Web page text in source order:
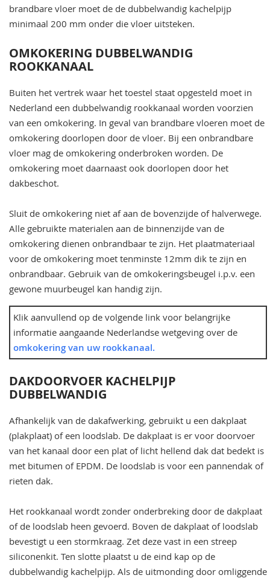
brandbare vloer moet de de dubbelwandig kachelpijp
minimaal 200 mm onder die vloer uitsteken.
OMKOKERING DUBBELWANDIG
ROOKKANAAL
Buiten het vertrek waar het toestel staat opgesteld moet in
Nederland een dubbelwandig rookkanaal worden voorzien
van een omkokering. In geval van brandbare vloeren moet de
omkokering doorlopen door de vloer. Bij een onbrandbare
vloer mag de omkokering onderbroken worden. De
omkokering moet daarnaast ook doorlopen door het
dakbeschot.
Sluit de omkokering niet af aan de bovenzijde of halverwege.
Alle gebruikte materialen aan de binnenzijde van de
omkokering dienen onbrandbaar te zijn. Het plaatmateriaal
voor de omkokering moet tenminste 12mm dik te zijn en
onbrandbaar. Gebruik van de omkokeringsbeugel i.p.v. een
gewone muurbeugel kan handig zijn.
Klik aanvullend op de volgende link voor belangrijke
informatie aangaande Nederlandse wetgeving over de
omkokering van uw rookkanaal.
DAKDOORVOER KACHELPIJP
DUBBELWANDIG
Afhankelijk van de dakafwerking, gebruikt u een dakplaat
(plakplaat) of een loodslab. De dakplaat is er voor doorvoer
van het kanaal door een plat of licht hellend dak dat bedekt is
met bitumen of EPDM. De loodslab is voor een pannendak of
rieten dak.
Het rookkanaal wordt zonder onderbreking door de dakplaat
of de loodslab heen gevoerd. Boven de dakplaat of loodslab
bevestigt u een stormkraag. Zet deze vast in een streep
siliconenkit. Ten slotte plaatst u de eind kap op de
dubbelwandig kachelpijp. Als de uitmonding door omliggende